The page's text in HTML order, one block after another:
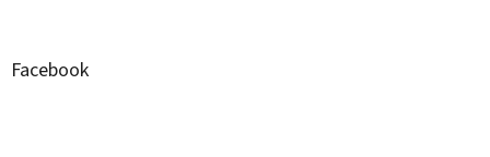
Facebook